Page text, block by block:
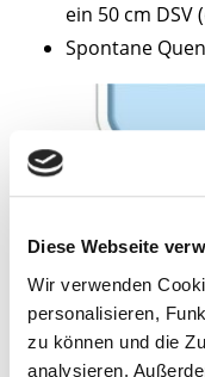
Diese Webseite
Wir verwenden
personalisieren,
zu können und die
analysieren.
ein 50 cm
Spontane